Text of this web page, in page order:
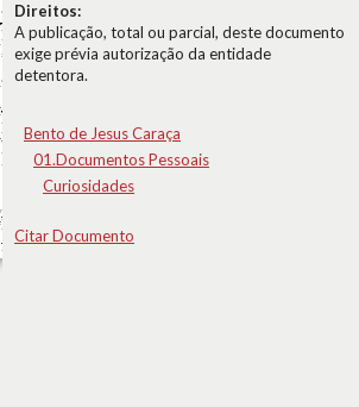
Direitos:
A publicação, total ou parcial, deste documento
exige prévia autorização da entidade
detentora.
Bento de Jesus Caraça
01.Documentos Pessoais
Curiosidades
Citar Documento